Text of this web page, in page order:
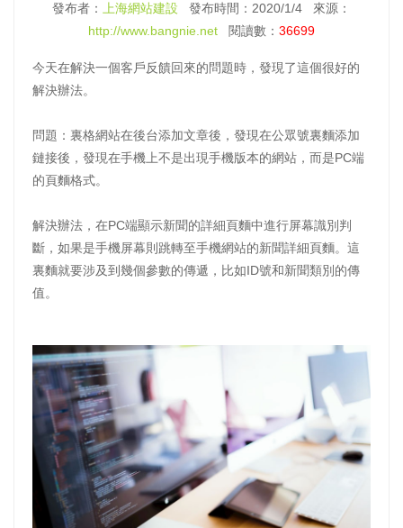
發布者： 上海網站建設 發布時間：2020/1/4 來源：
http://www.bangnie.net 閱讀數： 36699
今天在解決一個客戶反饋回來的問題時，發現了這個很好的
解決辦法。
問題：裏格網站在後台添加文章後，發現在公眾號裏麵添加
鏈接後，發現在手機上不是出現手機版本的網站，而是PC端
的頁麵格式。
解決辦法，在PC端顯示新聞的詳細頁麵中進行屏幕識別判
斷，如果是手機屏幕則跳轉至手機網站的新聞詳細頁麵。這
裏麵就要涉及到幾個參數的傳遞，比如ID號和新聞類別的傳
值。